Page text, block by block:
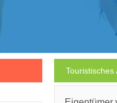
Touristisches